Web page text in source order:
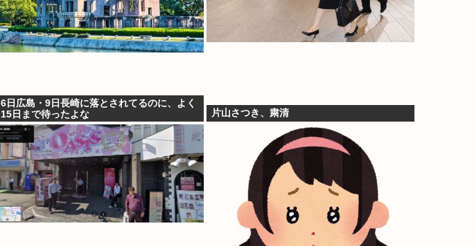
6日広島・9日長崎に落とされてるのに、よく
15日まで待ったよな
片山さつき、粛清